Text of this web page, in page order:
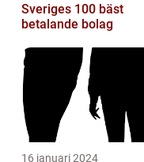
Sveriges 100 bäst
betalande bolag
16 januari 2024